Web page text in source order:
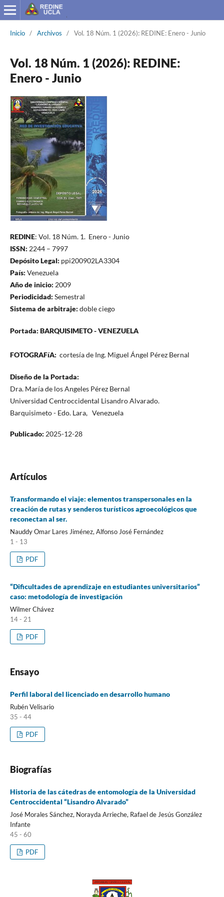
Inicio / Archivos / Vol. 18 Núm. 1 (2026): REDINE: Enero - Junio
Vol. 18 Núm. 1 (2026): REDINE:
Enero - Junio
REDINE: Vol. 18 Núm. 1. Enero - Junio
ISSN: 2244 – 7997
Depósito Legal: ppi200902LA3304
País: Venezuela
Año de inicio: 2009
Periodicidad: Semestral
Sistema de arbitraje: doble ciego
Portada: BARQUISIMETO - VENEZUELA
FOTOGRAFíA: cortesía de Ing. Miguel Ángel Pérez Bernal
Diseño de la Portada:
Dra. María de los Angeles Pérez Bernal
Universidad Centroccidental Lisandro Alvarado.
Barquisimeto - Edo. Lara, Venezuela
Publicado: 2025-12-28
Artículos
Transformando el viaje: elementos transpersonales en la
creación de rutas y senderos turísticos agroecológicos que
reconectan al ser.
Nauddy Omar Lares Jiménez, Alfonso José Fernández
1 - 13
PDF
“Dificultades de aprendizaje en estudiantes universitarios”
caso: metodología de investigación
Wilmer Chávez
14 - 21
PDF
Ensayo
Perfil laboral del licenciado en desarrollo humano
Rubén Velisario
35 - 44
PDF
Biografías
Historia de las cátedras de entomología de la Universidad
Centroccidental “Lisandro Alvarado”
José Morales Sánchez, Norayda Arrieche, Rafael de Jesús González
Infante
45 - 60
PDF